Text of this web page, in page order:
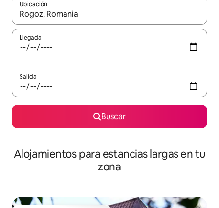
Ubicación
Cuando los resultados estén disponibles, podrás navegar
Llegada
Salida
Buscar
Alojamientos para estancias largas en tu
zona